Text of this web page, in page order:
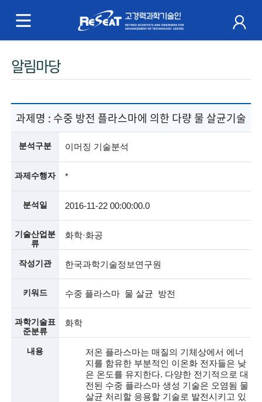
R
e
e
a
t
고
경
력
과
학
기
술
인
(
R
e
주
메
알림마당
과제명 : 수중 방전 플라스마에 의한 다량 물 살균기술
분석구분 이머징 기술분석
과제수행자 *
분석일 2016-11-22 00:00:00.0
기술산업분
류
화학·화공
작성기관 한국과학기술정보연구원
키워드 수중 플라스마 물 살균 방전
과학기술표
준분류
화학
내용
저온 플라스마는 매질의 기체상에서 에너
지를 함유한 부분적인 이온화 전자들은 낮
은 온도를 유지한다. 다양한 전기적으로 대
전된 수중 플라스마 생성 기술은 오염됨 물
살균 처리할 응용할 기술로 발전시키고 있